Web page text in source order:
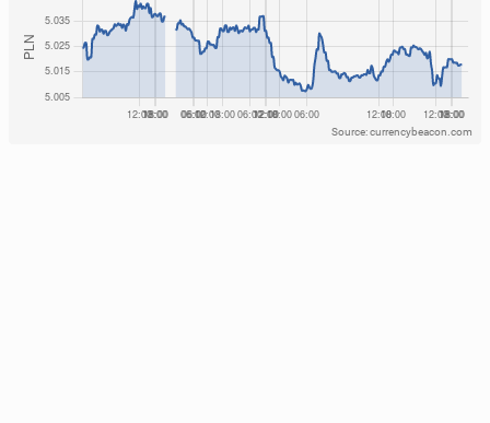
Source: currencybeacon.com